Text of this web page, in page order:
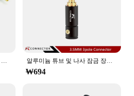
잭 플러그 익스텐션 전원 코드 공급 케이블 커넥터, 0.5M, 5V, 3A, USB A 수-DC 55*21, 55*25, 4*1.7, 3.5*1.35, 2.5*0.7mm 알루미늄 튜브 및 나사 잠금 장치가 있는 금도금 이어폰 커넥터, 용접 무료 포장, 오디오 플러그, 3 극 잭, 3.5mm, 1 개
₩694